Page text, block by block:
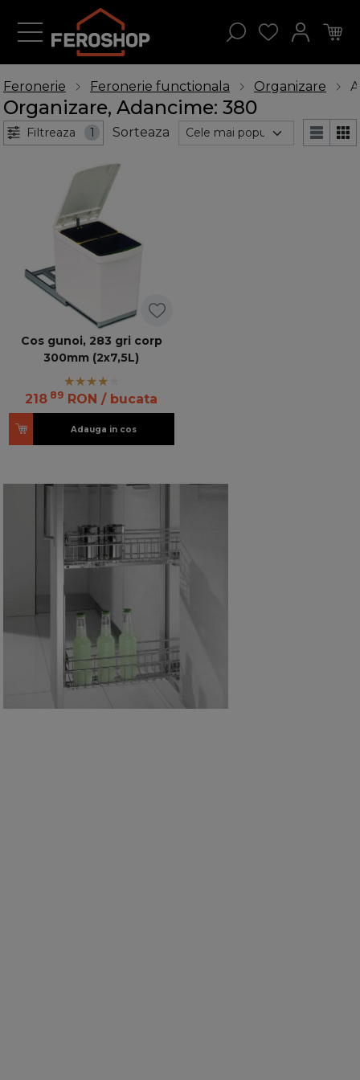
Feronerie Feronerie functionala Organizare
Organizare, Adancime: 380
Filtreaza 1 Sorteaza
Cos gunoi, 283 gri corp
300mm (2x7,5L)
218 89 RON / bucata
Adauga in cos